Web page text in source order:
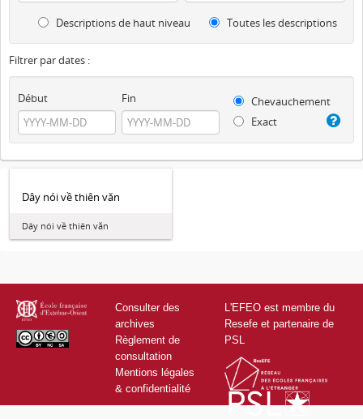
Descriptions de haut niveau Toutes les descriptions
Filtrer par dates :
Début Fin
Chevauchement
Exact
Dây nói về thiên văn
Dây nói về thiên văn
Consulter des
archives
Règlement de
consultation
Mentions légales
& confidentialité
L'EFEO est membre du
Resefe et partenaire de
PSL